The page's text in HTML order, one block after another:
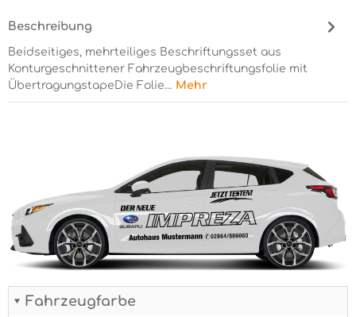
Beschreibung
Beidseitiges, mehrteiliges Beschriftungsset aus
Konturgeschnittener Fahrzeugbeschriftungsfolie mit
ÜbertragungstapeDie Folie… Mehr
Fahrzeugfarbe